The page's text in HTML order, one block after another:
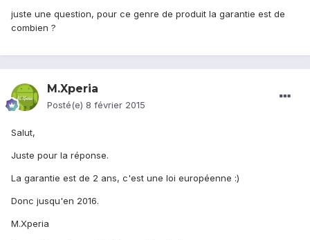
juste une question, pour ce genre de produit la garantie est de
combien ?
M.Xperia
Posté(e) 8 février 2015
Salut,
Juste pour la réponse.
La garantie est de 2 ans, c'est une loi européenne :)
Donc jusqu'en 2016.
M.Xperia